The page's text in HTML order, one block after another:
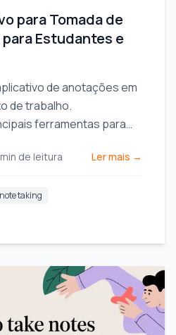
para Tomada de
Estudantes e
de anotações em
de trabalho.
ferramentas para
online.
min de leitura Ler mais →
taking